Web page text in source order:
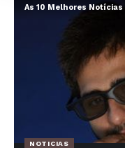
As 10 Melhores Notícias
NOTICIAS